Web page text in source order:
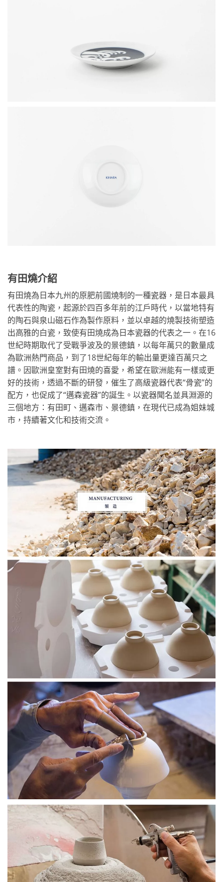
有田燒介紹
有田燒為日本九州的原肥前國燒制的一種瓷器，是日本最具
代表性的陶瓷，起源於四百多年前的江戶時代，以當地特有
的陶石與泉山磁石作為製作原料，並以卓越的燒製技術塑造
出高雅的白瓷，致使有田燒成為日本瓷器的代表之一。在16
世紀時期取代了受戰爭波及的景德鎮，以每年萬只的數量成
為歐洲熱門商品，到了18世紀每年的輸出量更達百萬只之
譜。因歐洲皇室對有田燒的喜愛，希望在歐洲能有一樣或更
好的技術，透過不斷的研發，催生了高級瓷器代表“骨瓷”的
配方，也促成了“邁森瓷器”的誕生。以瓷器聞名並具淵源的
三個地方：有田町、邁森市、景德鎮，在現代已成為姐妹城
市，持續著文化和技術交流。